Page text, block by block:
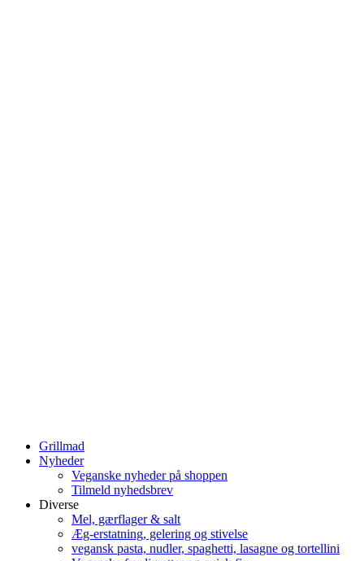
Grillmad
Nyheder
Veganske nyheder på shoppen
Tilmeld nyhedsbrev
Diverse
Mel, gærflager & salt
Æg-erstatning, gelering og stivelse
vegansk pasta, nudler, spaghetti, lasagne og tortellini